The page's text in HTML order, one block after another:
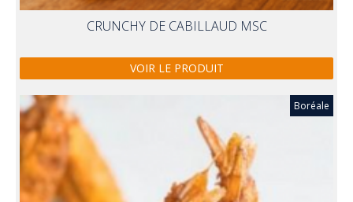
CRUNCHY DE CABILLAUD MSC
VOIR LE PRODUIT
Boréale